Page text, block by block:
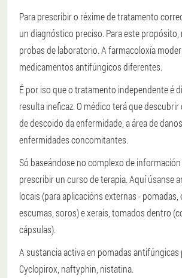
Para prescribir o réxime de tratamento
un diagnóstico preciso. Para este propósito,
probas de laboratorio. A farmacoloxía
medicamentos antifúngicos diferentes.
É por iso que o tratamento independente é
resulta ineficaz. O médico terá que
de descoido da enfermidade, a área de
enfermidades concomitantes.
Só baseándose no complexo de
prescribir un curso de terapia. Aquí úsanse
locais (para aplicacións externas - pomadas,
escumas, soros) e xerais, tomados dentro
cápsulas).
A sustancia activa en pomadas antifúngicas
Cyclopirox, naftyphin, nistatina.